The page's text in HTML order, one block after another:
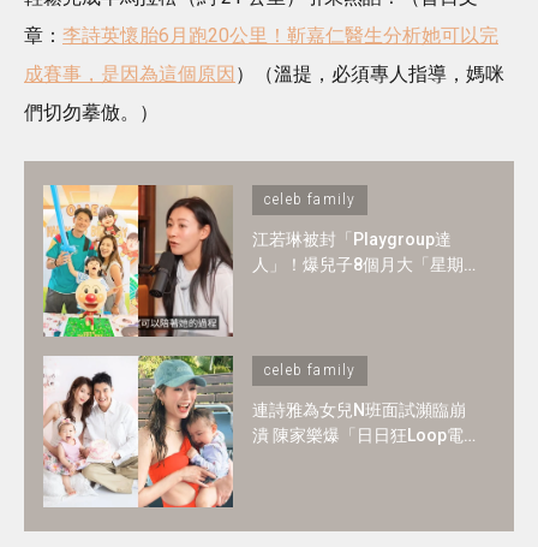
章： 李詩英懷胎6月跑20公里！靳嘉仁醫生分析她可以完
成賽事，是因為這個原因 ）（溫提，必須專人指導，媽咪
們切勿摹倣。）
celeb family
江若琳被封「Playgroup達
人」！爆兒子8個月大「星期
celeb family
連詩雅為女兒N班面試瀕臨崩
潰 陳家樂爆「日日狂Loop電